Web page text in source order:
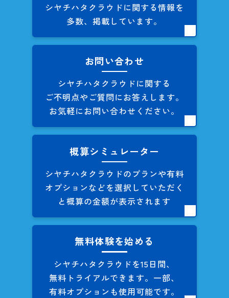
シヤチハタクラウドに関する情報を
多数、掲載しています。
お問い合わせ
シヤチハタクラウドに関する
ご不明点やご質問にお答えします。
お気軽にお問い合わせください。
概算シミュレーター
シヤチハタクラウドのプランや有料
オプションなどを選択していただく
と概算の金額が表示されます
無料体験を始める
シヤチハタクラウドを15日間、
無料トライアルできます。 一部、
有料オプションも使用可能です。